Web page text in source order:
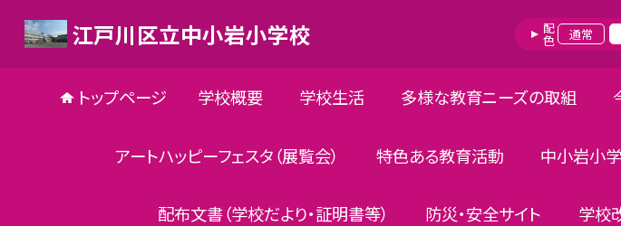
江戸川区立中小岩小学校 配色 通常
トップページ 学校概要 学校生活 多様な教育ニーズの取組
アートハッピーフェスタ（展覧会） 特色ある教育活動 中小岩小
配布文書（学校だより・証明書等） 防災・安全サイト 学校